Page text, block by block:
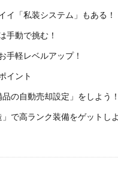
イ「私装システム」もある！
手動で挑む！
手軽レベルアップ！
イント
品の自動売却設定」をしよう
」で高ランク装備をゲットし